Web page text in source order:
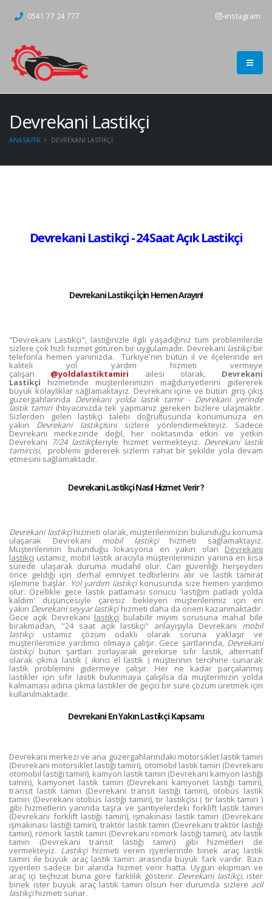
0541 77 24 777 -instagram
Devrekani Lastikçi
ANASAYFA DEVREKANI LASTIKÇI
Devrekani Lastikçi - 24 Saat Açık Lastikçi
Devrekani Lastikçi İçin Hemen Arayın!
"Devrekani Lastikçi", lastiğinizle ilgili yaşadığınız tüm problemlerde
sizlere çok hızlı hizmet götüren bir uygulamadır. Devrekani lastikçibir
telefonla hemen yanınızda. Türkiye'nin bütün il ve ilçelerinde en
kaliteli yol yardım hizmeti vermeye
çalışan @yoldalastiktamiri ailesi olarak, Devrekani
Lastikçi hizmetinde müşterilerimizin mağduriyetlerini gidererek
büyük kolaylıklar sağlamaktayız. Devrekani içine ve bütün giriş çıkış
güzergahlarında Devrekani yolda lastik tamir- Devrekani yerinde
lastik tamiriihtiyacınızda tek yapmanız gereken bizlere ulaşmaktır.
Sizlerden gelen lastikçi talebi doğrultusunda konumunuza en
yakın Devrekani lastikçisini sizlere yönlendirmekteyiz. Sadece
Devrekani merkezinde değil, her noktasında etkin ve yetkin
Devrekani 7/24 lastikçileriyle hizmet vermekteyiz. Devrekani lastik
tamircisi, problemi gidererek sizlerin rahat bir şekilde yola devam
etmesini sağlamaktadır.
Devrekani Lastikçi Nasıl Hizmet Verir ?
Devrekani lastikçihizmeti olarak, müşterilerimizin bulunduğu konuma
ulaşarak Devrekani mobil lastikçihizmeti sağlamaktayız.
Müşterilerimin bulunduğu lokasyona en yakın olan Devrekani
lastikçi ustamız, mobil lastik aracıyla müşterilerimizin yanına en kısa
sürede ulaşarak duruma müdahil olur. Can güvenliği herşeyden
önce geldiği için derhal emniyet tedbirlerini alır ve lastik tamirat
işlemine başlar. Yol yardım lastikçikonusunda size hemen yardımcı
olur. Özellikle gece lastik patlaması sonucu 'lastiğim patladı yolda
kaldım' düşüncesiyle çaresiz bekleyen müşterilerimiz için en
yakın Devrekani seyyar lastikçihizmeti daha da önem kazanmaktadır.
Gece açık Devrekani lastikçi bulabilir miyim sorusuna mahal bile
bırakmadan, "24 saat açık lastikçi" anlayışıyla Devrekani mobil
lastikçiustamız çözüm odaklı olarak soruna yaklaşır ve
müşterilerimize yardımcı olmaya çalışır. Gece şartlarında,Devrekani
lastikçibütün şartları zorlayarak gerekirse sıfır lastik, alternatif
olarak çıkma lastik ( ikinci el lastik ) müşterinin tercihine sunarak
lastik problemini gidermeye çalışır. Her ne kadar parçalanmış
lastikler için sıfır lastik bulunmaya çalışılsa da müşterimizin yolda
kalmaması adına çıkma lastikler de geçici bir süre çözüm üretmek için
kullanılmaktadır.
Devrekani En Yakın Lastikçi Kapsamı
Devrekani merkezi ve ana güzergahlarındaki motorsiklet lastik tamiri
(Devrekani motorsiklet lastiği tamiri), otomobil lastik tamiri (Devrekani
otomobil lastiği tamiri), kamyon lastik tamiri (Devrekani kamyon lastiği
tamiri), kamyonet lastik tamiri (Devrekani kamyonet lastiği tamiri),
transit lastik tamiri (Devrekani transit lastiği tamiri), otobüs lastik
tamiri (Devrekani otobüs lastiği tamiri), tır lastikçisi ( tır lastik tamiri )
gibi hizmetlerin yanında taşra ve şantiyelerdeki forklift lastik tamiri
(Devrekani forklift lastiği tamiri), işmakinası lastik tamiri (Devrekani
işmakinası lastiği tamiri), traktör lastik tamiri (Devrekani traktör lastiği
tamiri), römork lastik tamiri (Devrekani römork lastiği tamiri), atv lastik
tamiri (Devrekani transit lastiği tamiri) gibi hizmetleri de
vermekteyiz. Lastikçihizmeti veren işyerlerinde binek araç lastik
tamiri ile büyük araç lastik tamiri arasında büyük fark vardır. Bazı
işyerileri sadece bir alanda hizmet verir hatta. Uygun ekipman ve
araç içi teçhizat buna göre farklılık gösterir. Devrekani lastikçi, ister
binek ister büyük araç lastik tamiri olsun her durumda sizlere acil
lastikçihizmeti sunar.